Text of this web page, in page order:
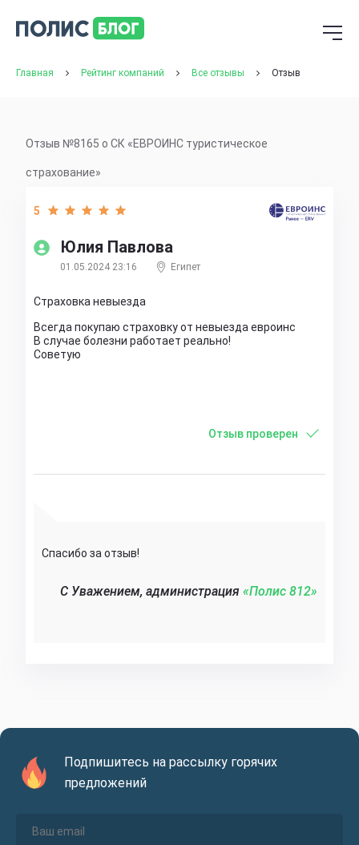
Главная Рейтинг компаний Все отзывы Отзыв
Отзыв №8165 о СК «ЕВРОИНС туристическое
страхование»
Юлия Павлова
5
01.05.2024 23:16 Египет
Страховка невыезда
Всегда покупаю страховку от невыезда евроинс
В случае болезни работает реально!
Советую
Отзыв проверен
Спасибо за отзыв!
C Уважением, администрация «Полис 812»‎
Подпишитесь на рассылку горячих
предложений